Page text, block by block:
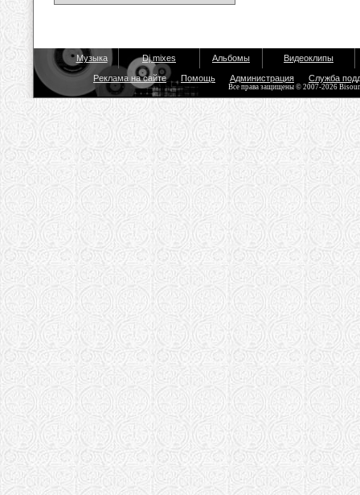
Музыка Dj mixes Альбомы Видеоклипы
Реклама на сайте Помощь Администрация Служба
Все права защищены © 2007-2026